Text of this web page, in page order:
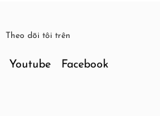
Theo dõi tôi trên
Youtube Facebook